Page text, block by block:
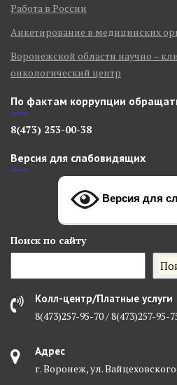
Работа в России
Анкетирование в медицинских
Воронежской области научно –
онкологический центр
По фактам коррупции
8(473) 253-00-38
Версия для слабовидящих
Версия для
Поиск по сайту
Колл-центр/Платные услуги
8(473)257-95-70 / 8(473)257-95-
Адрес
г. Воронеж, ул.